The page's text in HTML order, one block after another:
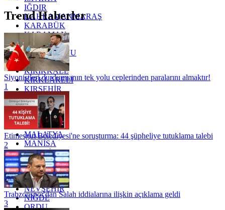
IĞDIR
KAHRAMANMARAŞ
KARABÜK
KARAMAN
KARS
KASTAMONU
KAYSERİ
KIRIKKALE
KIRKLARELİ
KIRŞEHİR
KOCAELİ
KONYA
KÜTAHYA
KİLİS
MALATYA
MANİSA
MARDİN
MERSİN
MUĞLA
MUŞ
NEVŞEHİR
NİĞDE
ORDU
Trend Haberler
Siyonistleri durdurmanın tek yolu ceplerinden paralarını almaktır!
1
Etimesgut Belediyesi'ne soruşturma: 44 şüpheliye tutuklama talebi
2
Trabzonspor'dan Salah iddialarına ilişkin açıklama geldi
3